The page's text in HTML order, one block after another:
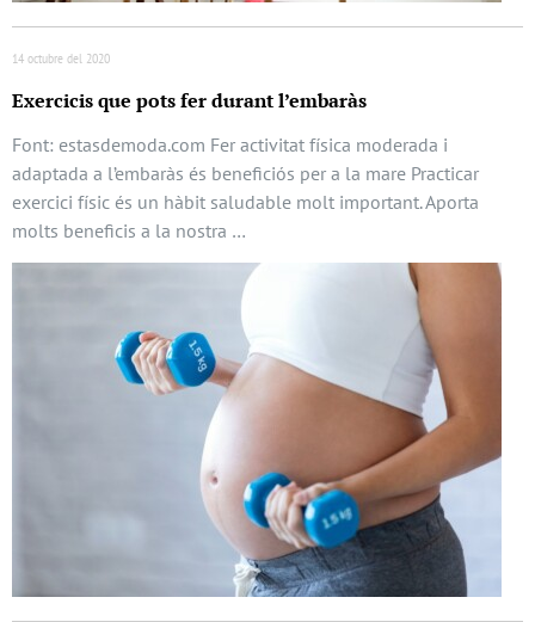
14 octubre del 2020
Exercicis que pots fer durant l’embaràs
Font: estasdemoda.com Fer activitat física moderada i
adaptada a l’embaràs és beneficiós per a la mare Practicar
exercici físic és un hàbit saludable molt important. Aporta
molts beneficis a la nostra …